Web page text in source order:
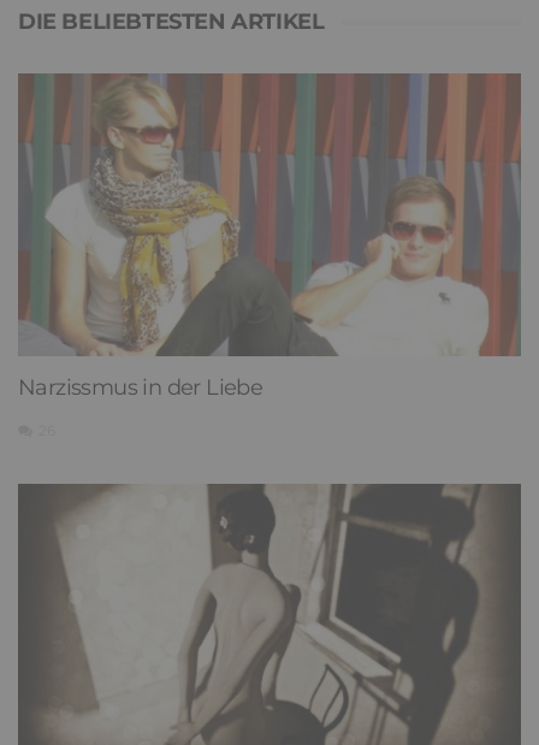
DIE BELIEBTESTEN ARTIKEL
Narzissmus in der Liebe